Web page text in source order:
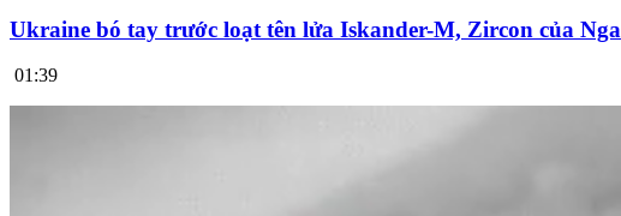
Ukraine bó tay trước loạt tên lửa Iskander-M, Zircon của Nga
01:39